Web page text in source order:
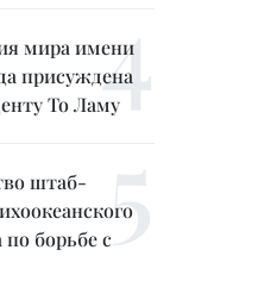
мира имени
присуждена
То Ламу
штаб-
по борьбе с